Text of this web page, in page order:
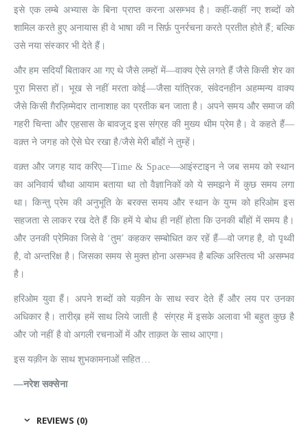
इसे एक लम्बे अभ्यास के बिना प्राप्त करना असम्भव है। कहीं-कहीं नए शब्दों को
शामिल करते हुए अनायास ही वे भाषा की न सिर्फ़ पुनर्रचना करते प्रतीत होते हैं; बल्कि
उसे नया संस्कार भी देते हैं।
और हम सदियाँ बिताकर आ गए थे जैसे लम्हों में—वाक्य ऐसे लगते हैं जैसे किसी शेर का
पूरा मिसरा हों। भूख से नहीं मरता कोई—जैसा यांत्रिक, संवेदनहीन अहम्मन्य वाक्य
जैसे किसी ग़ैरज़िम्मेदार तानाशाह का प्रतीक बन जाता है। अपने समय और समाज की
गहरी चिन्ता और एहसास के बावजूद इस संग्रह की मुख्य थीम प्रेम है। वे कहते हैं—
वक़्त ने जगह को ऐसे घेर रखा है/जैसे मेरी बाँहों ने तुम्हें।
वक़्त और जगह याद करिए—Time & Space—आइंस्टाइन ने जब समय को स्थान
का अनिवार्य चौथा आयाम बताया था तो वैज्ञानिकों को ये समझने में कुछ समय लगा
था। किन्तु प्रेम की अनुभूति के बरक्स समय और स्थान के युग्म को हरिओम इस
सहजता से लाकर रख देते हैं कि हमें ये बोध ही नहीं होता कि उनकी बाँहों में समय है।
और उनकी प्रेमिका जिसे वे ‘तुम’ कहकर सम्बोधित कर रहें हैं—वो जगह है, वो पृथ्वी
है, वो अन्तरिक्ष है। जिसका समय से मुक्त होना असम्भव है बल्कि अस्तित्व भी असम्भव
है।
हरिओम युवा हैं। अपने शब्दों को यक़ीन के साथ स्वर देते हैं और लय पर उनका
अधिकार है। तारीख़ हमें साथ लिये जाती है संग्रह में इसके अलावा भी बहुत कुछ है
और जो नहीं है वो अगली रचनाओं में और ताक़त के साथ आएगा।
इस यक़ीन के साथ शुभकामनाओं सहित…
—नरेश सक्सेना
REVIEWS (0)